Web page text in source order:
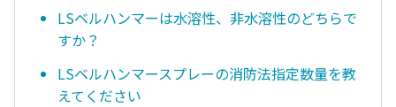
LSベルハンマーは水溶性、非水溶性のどちらで
すか？
LSベルハンマースプレーの消防法指定数量を教
えてください